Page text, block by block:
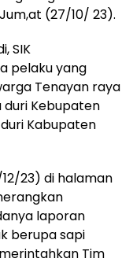
(27/10/ 23).
SIK
pelaku yang
Tenayan raya
duri Kebupaten
Kabupaten
23) di halaman
laporan
berupa sapi
Tim